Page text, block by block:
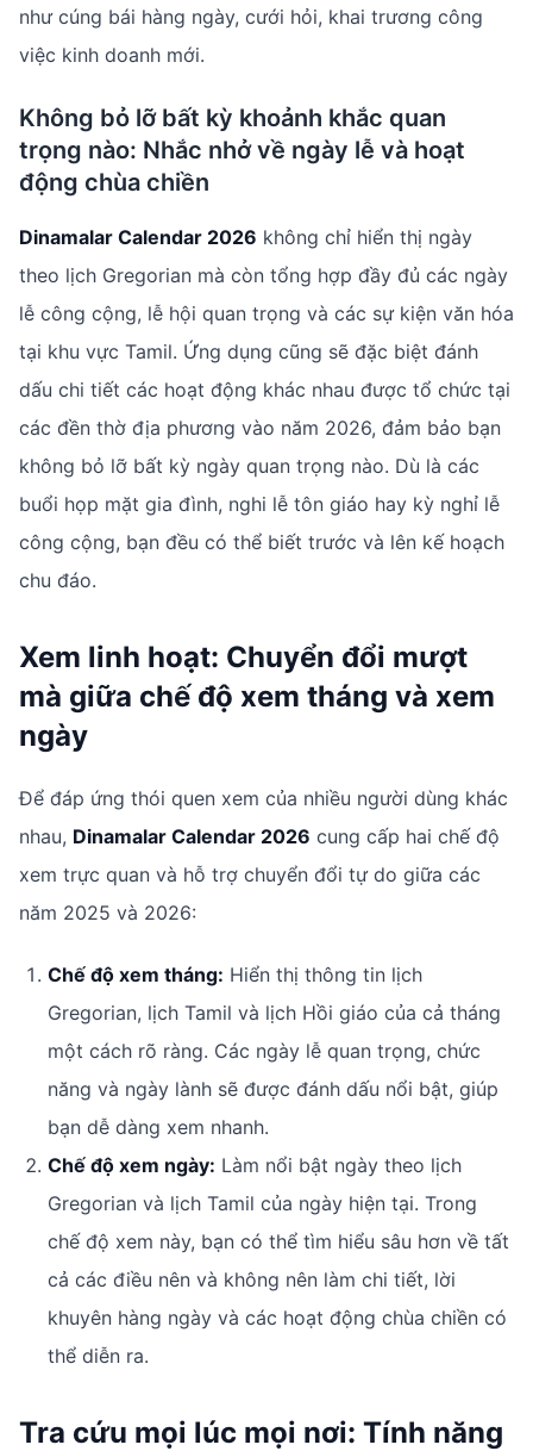
như cúng bái hàng ngày, cưới hỏi, khai trương công
việc kinh doanh mới.
Không bỏ lỡ bất kỳ khoảnh khắc quan
trọng nào: Nhắc nhở về ngày lễ và hoạt
động chùa chiền
Dinamalar Calendar 2026 không chỉ hiển thị ngày
theo lịch Gregorian mà còn tổng hợp đầy đủ các ngày
lễ công cộng, lễ hội quan trọng và các sự kiện văn hóa
tại khu vực Tamil. Ứng dụng cũng sẽ đặc biệt đánh
dấu chi tiết các hoạt động khác nhau được tổ chức tại
các đền thờ địa phương vào năm 2026, đảm bảo bạn
không bỏ lỡ bất kỳ ngày quan trọng nào. Dù là các
buổi họp mặt gia đình, nghi lễ tôn giáo hay kỳ nghỉ lễ
công cộng, bạn đều có thể biết trước và lên kế hoạch
chu đáo.
Xem linh hoạt: Chuyển đổi mượt
mà giữa chế độ xem tháng và xem
ngày
Để đáp ứng thói quen xem của nhiều người dùng khác
nhau, Dinamalar Calendar 2026 cung cấp hai chế độ
xem trực quan và hỗ trợ chuyển đổi tự do giữa các
năm 2025 và 2026:
Chế độ xem tháng: Hiển thị thông tin lịch
Gregorian, lịch Tamil và lịch Hồi giáo của cả tháng
một cách rõ ràng. Các ngày lễ quan trọng, chức
năng và ngày lành sẽ được đánh dấu nổi bật, giúp
bạn dễ dàng xem nhanh.
Chế độ xem ngày: Làm nổi bật ngày theo lịch
Gregorian và lịch Tamil của ngày hiện tại. Trong
chế độ xem này, bạn có thể tìm hiểu sâu hơn về tất
cả các điều nên và không nên làm chi tiết, lời
khuyên hàng ngày và các hoạt động chùa chiền có
thể diễn ra.
Tra cứu mọi lúc mọi nơi: Tính năng